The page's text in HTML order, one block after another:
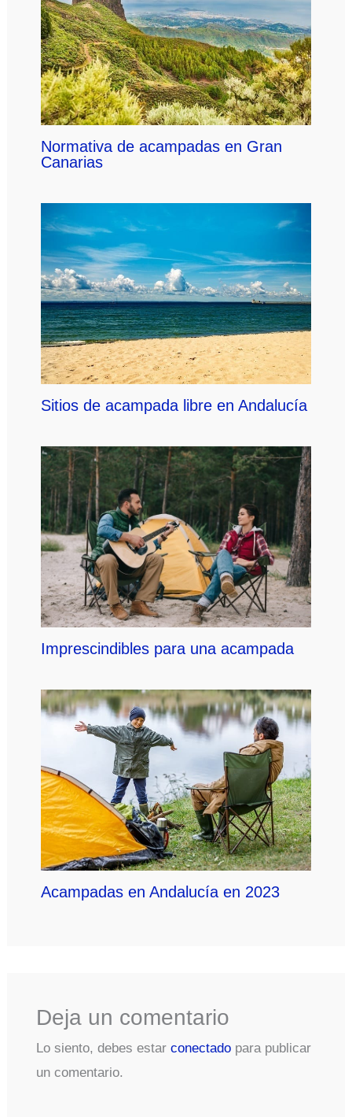
Normativa de acampadas en Gran
Canarias
Sitios de acampada libre en Andalucía
Imprescindibles para una acampada
Acampadas en Andalucía en 2023
Deja un comentario
Lo siento, debes estar conectadopara publicar
un comentario.